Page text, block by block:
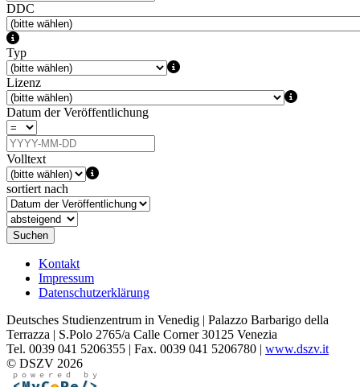
DDC
Typ
Lizenz
Datum der Veröffentlichung
Volltext
sortiert nach
Suchen
Kontakt
Impressum
Datenschutzerklärung
Deutsches Studienzentrum in Venedig | Palazzo Barbarigo della
Terrazza | S.Polo 2765/a Calle Corner 30125 Venezia
Tel. 0039 041 5206355 | Fax. 0039 041 5206780 | www.dszv.it
© DSZV 2026